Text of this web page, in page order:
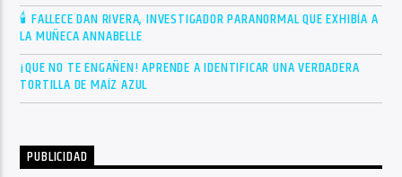
🕯 FALLECE DAN RIVERA, INVESTIGADOR PARANORMAL QUE EXHIBÍA A
LA MUÑECA ANNABELLE
¡QUE NO TE ENGAÑEN! APRENDE A IDENTIFICAR UNA VERDADERA
TORTILLA DE MAÍZ AZUL
PUBLICIDAD